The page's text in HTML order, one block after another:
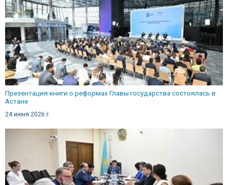
Презентация книги о реформах Главы государства состоялась в
Астане
24 июня 2026 г.